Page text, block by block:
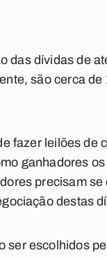
das dívidas de
são cerca de
fazer leilões de
ganhadores
precisam
destas
ser escolhidos